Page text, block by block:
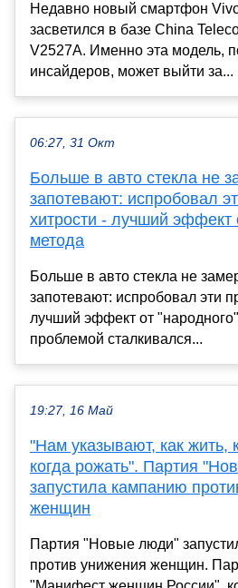
Недавно новый смартфон
засветился в базе China
V2527A. Именно эта модель,
инсайдеров, может выйти за...
06:27, 31 Окт
Больше в авто стекла не
запотевают: испробовал
хитрости - лучший эффект
метода
Больше в авто стекла не
запотевают: испробовал эти
лучший эффект от
проблемой сталкивался...
19:27, 16 Май
"Нам указывают, как жить,
когда рожать". Партия
запустила кампанию
женщин
Партия "Новые люди"
против унижения женщин.